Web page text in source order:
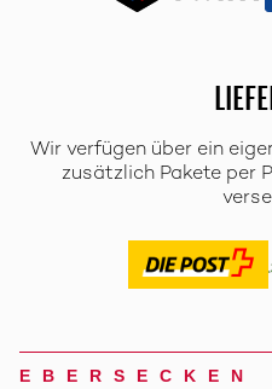
Wir verfügen über ein
zusätzlich Pakete per
EBERSECKEN